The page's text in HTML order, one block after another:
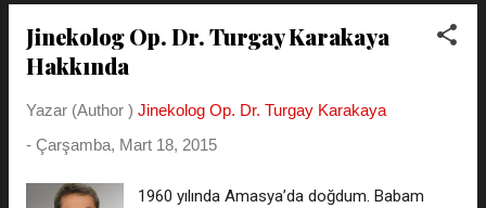
emekli olana kadar çalıştım. Bir-çok hasta
gebe bebek sağlığına olumlu katkılarımın
katkıda bulundum. Sayısını
hatırlayamayacağım kadar doğum sezeryan
özel muayenehanemde faaliyetlerimi de
Jinekolog Op. Dr. Turgay Karakaya
Hakkında
Yazar (Author ) Jinekolog Op. Dr. Turgay Karakaya
- Çarşamba, Mart 18, 2015
1960 yılında Amasya’da doğdum. Babam